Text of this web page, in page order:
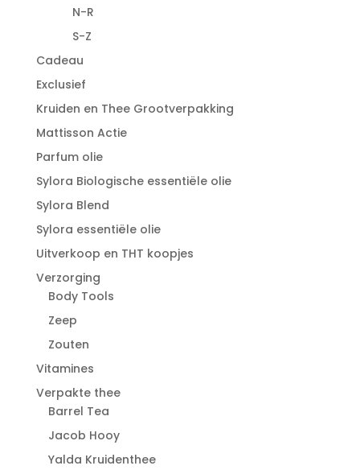
N-R
S-Z
Cadeau
Exclusief
Kruiden en Thee Grootverpakking
Mattisson Actie
Parfum olie
Sylora Biologische essentiële olie
Sylora Blend
Sylora essentiële olie
Uitverkoop en THT koopjes
Verzorging
Body Tools
Zeep
Zouten
Vitamines
Verpakte thee
Barrel Tea
Jacob Hooy
Yalda Kruidenthee